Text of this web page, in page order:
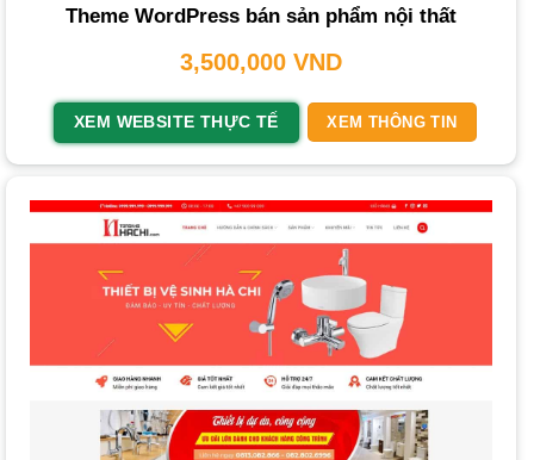
Triển khai và bàn giao:Đưa website lênhosting, cấu
trì định kỳ, cập nhật, khắc phục sự cố và hỗ trợ kỹ thuật.
Các Loại Dịch Vụ Thiết Kế Website Nội Thất
Các đơn vị thiết kế cung cấp nhiều gói dịch vụ đa dạng để
phù hợp với nhu cầu và ngân sách.
Thiết kế website trọn gói:
Bao gồm tất cả các bước từ tư
vấn đến bảo trì. Phù hợp với doanh nghiệp muốn có giải
pháp toàn diện.
Thiết kế website theo yêu cầu:Cho phép tùy chỉnh hoàn
toàn giao diện, tính năng, tạo nên một website độc đáo,
Theme WordPress bán sản phẩm nội thất
3,500,000 VND
XEM WEBSITE THỰC TẾ XEM THÔNG TIN